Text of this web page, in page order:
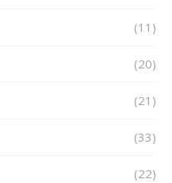
(11)
(20)
(21)
(33)
(22)